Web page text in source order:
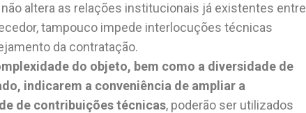
não altera as relações institucionais já existentes entre
tampouco impede interlocuções técnicas
da contratação.
do objeto, bem como a diversidade de
indicarem a conveniência de ampliar a
de contribuições técnicas, poderão ser utilizados